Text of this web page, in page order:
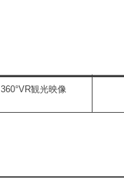
360°VR観光映像